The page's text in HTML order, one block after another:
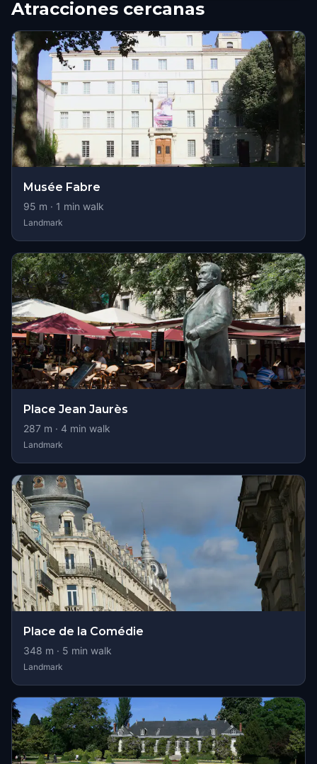
Atracciones cercanas
Musée Fabre
95 m · 1 min walk
Landmark
Place Jean Jaurès
287 m · 4 min walk
Landmark
Place de la Comédie
348 m · 5 min walk
Landmark